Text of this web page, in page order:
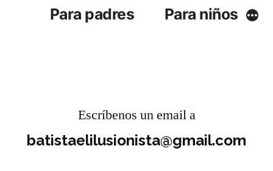
Para padres Para niños Más
Escríbenos un email a
batistaelilusionista@gmail.com